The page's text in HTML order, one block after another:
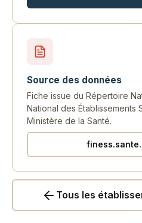
Source des données
Fiche issue du Répertoire
National des
Ministère de la Santé.
Tous les